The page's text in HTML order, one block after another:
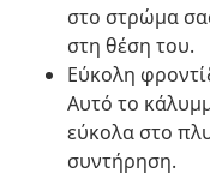
στο στρώμα
στη θέση του.
Εύκολη
Αυτό το
εύκολα στο
συντήρηση.